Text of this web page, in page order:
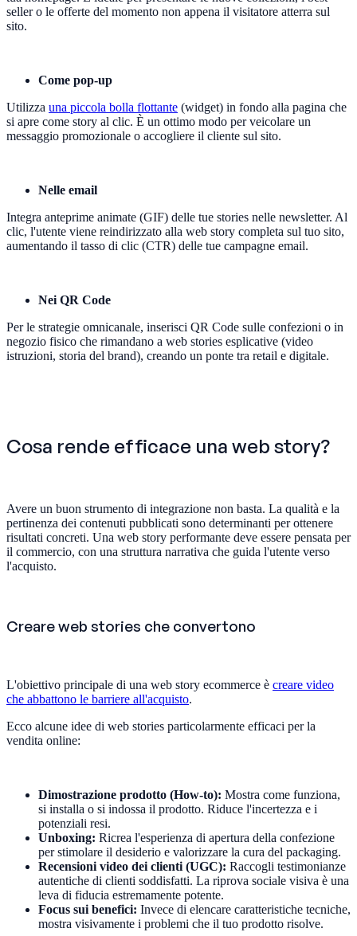
seller o le offerte del momento non appena il visitatore atterra sul
sito.
Come pop-up
Utilizza una piccola bolla flottante (widget) in fondo alla pagina che
si apre come story al clic. È un ottimo modo per veicolare un
messaggio promozionale o accogliere il cliente sul sito.
Nelle email
Integra anteprime animate (GIF) delle tue stories nelle newsletter. Al
clic, l'utente viene reindirizzato alla web story completa sul tuo sito,
aumentando il tasso di clic (CTR) delle tue campagne email.
Nei QR Code
Per le strategie omnicanale, inserisci QR Code sulle confezioni o in
negozio fisico che rimandano a web stories esplicative (video
istruzioni, storia del brand), creando un ponte tra retail e digitale.
Cosa rende efficace una web story?
Avere un buon strumento di integrazione non basta. La qualità e la
pertinenza dei contenuti pubblicati sono determinanti per ottenere
risultati concreti. Una web story performante deve essere pensata per
il commercio, con una struttura narrativa che guida l'utente verso
l'acquisto.
Creare web stories che convertono
L'obiettivo principale di una web story ecommerce è creare video
che abbattono le barriere all'acquisto.
Ecco alcune idee di web stories particolarmente efficaci per la
vendita online:
Dimostrazione prodotto (How-to): Mostra come funziona,
si installa o si indossa il prodotto. Riduce l'incertezza e i
potenziali resi.
Unboxing: Ricrea l'esperienza di apertura della confezione
per stimolare il desiderio e valorizzare la cura del packaging.
Recensioni video dei clienti (UGC): Raccogli testimonianze
autentiche di clienti soddisfatti. La riprova sociale visiva è una
leva di fiducia estremamente potente.
Focus sui benefici: Invece di elencare caratteristiche tecniche,
mostra visivamente i problemi che il tuo prodotto risolve.